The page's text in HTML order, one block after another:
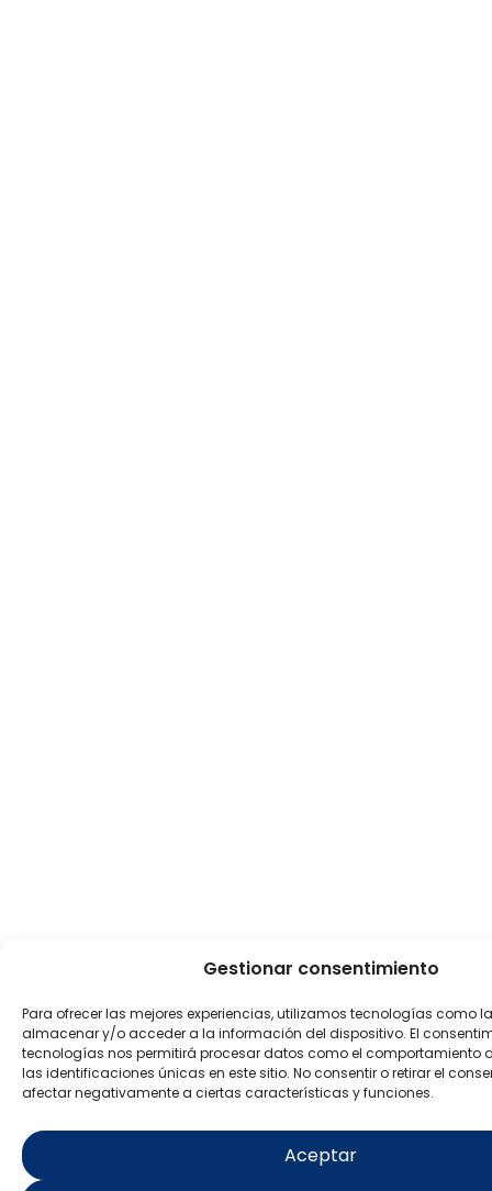
Gestionar consentimiento
Para ofrecer las mejores experiencias, utilizamos tecnologías como
almacenar y/o acceder a la información del dispositivo. El
tecnologías nos permitirá procesar datos como el comportamiento
las identificaciones únicas en este sitio. No consentir o retirar el
afectar negativamente a ciertas características y funciones.
Aceptar